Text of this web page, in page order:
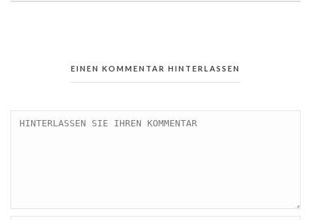
EINEN KOMMENTAR HINTERLASSEN